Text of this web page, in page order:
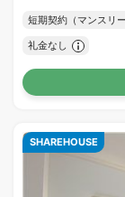
短期契約（マンスリー
礼金なし
SHAREHOUSE